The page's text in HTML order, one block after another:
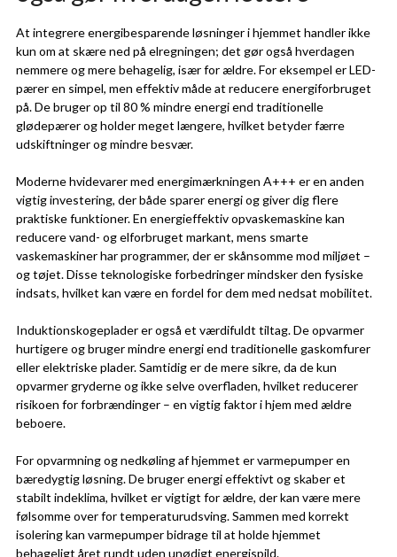
At integrere energibesparende løsninger i hjemmet handler ikke
kun om at skære ned på elregningen; det gør også hverdagen
nemmere og mere behagelig, især for ældre. For eksempel er LED-
pærer en simpel, men effektiv måde at reducere energiforbruget
på. De bruger op til 80 % mindre energi end traditionelle
glødepærer og holder meget længere, hvilket betyder færre
udskiftninger og mindre besvær.
Moderne hvidevarer med energimærkningen A+++ er en anden
vigtig investering, der både sparer energi og giver dig flere
praktiske funktioner. En energieffektiv opvaskemaskine kan
reducere vand- og elforbruget markant, mens smarte
vaskemaskiner har programmer, der er skånsomme mod miljøet –
og tøjet. Disse teknologiske forbedringer mindsker den fysiske
indsats, hvilket kan være en fordel for dem med nedsat mobilitet.
Induktionskogeplader er også et værdifuldt tiltag. De opvarmer
hurtigere og bruger mindre energi end traditionelle gaskomfurer
eller elektriske plader. Samtidig er de mere sikre, da de kun
opvarmer gryderne og ikke selve overfladen, hvilket reducerer
risikoen for forbrændinger – en vigtig faktor i hjem med ældre
beboere.
For opvarmning og nedkøling af hjemmet er varmepumper en
bæredygtig løsning. De bruger energi effektivt og skaber et
stabilt indeklima, hvilket er vigtigt for ældre, der kan være mere
følsomme over for temperaturudsving. Sammen med korrekt
isolering kan varmepumper bidrage til at holde hjemmet
behageligt året rundt uden unødigt energispild.